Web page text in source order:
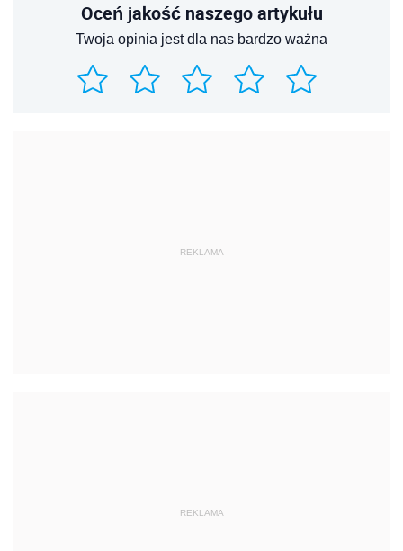
Oceń jakość naszego artykułu
Twoja opinia jest dla nas bardzo ważna
REKLAMA
REKLAMA